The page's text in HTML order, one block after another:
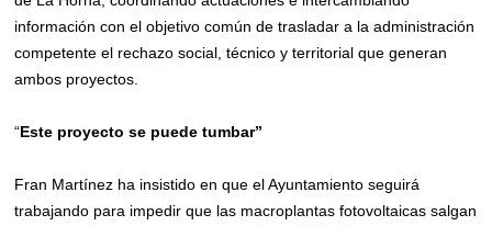
información con el objetivo común de trasladar a la administración
competente el rechazo social, técnico y territorial que generan
ambos proyectos.
“Este proyecto se puede tumbar”
Fran Martínez ha insistido en que el Ayuntamiento seguirá
trabajando para impedir que las macroplantas fotovoltaicas salgan